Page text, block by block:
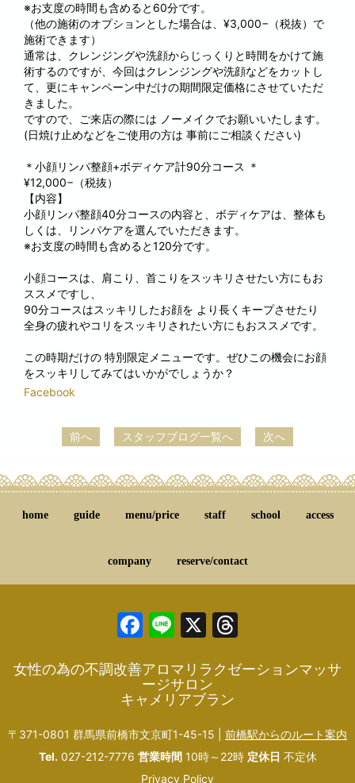
※お支度の時間も含めると60分です。
（他の施術のオプションとした場合は、¥3,000−（税抜）で
施術できます）
通常は、クレンジングや洗顔からじっくりと時間をかけて施
術するのですが、今回はクレンジングや洗顔などをカットし
て、更にキャンペーン中だけの期間限定価格にさせていただ
きました。
ですので、ご来店の際には ノーメイクでお願いいたします。
(日焼け止めなどをご使用の方は 事前にご相談ください)
＊小顔リンパ整顔+ボディケア計90分コース ＊
¥12,000−（税抜）
【内容】
小顔リンパ整顔40分コースの内容と、ボディケアは、整体も
しくは、リンパケアを選んでいただきます。
※お支度の時間も含めると120分です。
小顔コースは、肩こり、首こりをスッキリさせたい方にもお
ススメですし、
90分コースはスッキリしたお顔を より長くキープさせたり
全身の疲れやコリをスッキリされたい方にもおススメです。
この時期だけの 特別限定メニューです。ぜひこの機会にお顔
をスッキリしてみてはいかがでしょうか？
Facebook
前へ スタッフブログ一覧へ 次へ
home guide menu/price staff school access
company reserve/contact
Facebook
Line
X
女性の為の不調改善アロマリラクゼーションマッサ
ージサロン
キャメリアブラン
〒371-0801 群馬県前橋市文京町1-45-15 | 前橋駅からのルート案内
Tel. 027-212-7776 営業時間10時～22時 定休日 不定休
Privacy Policy